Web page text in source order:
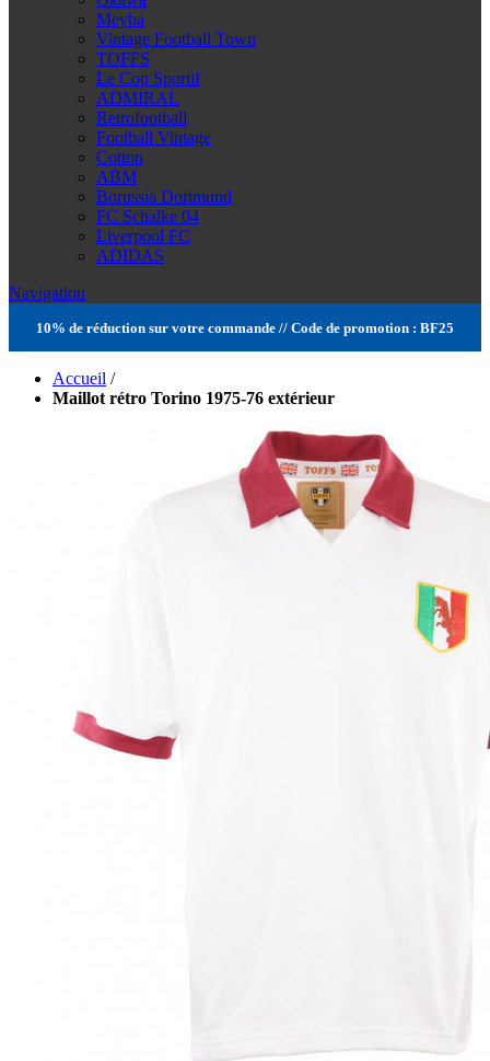
Meyba
Vintage Football Town
TOFFS
Le Coq Sportif
ADMIRAL
Retrofootball
Football Vintage
Cotton
ABM
Borussia Dortmund
FC Schalke 04
Liverpool FC
ADIDAS
Navigation
10% de réduction sur votre commande // Code de promotion : BF25
Accueil /
Maillot rétro Torino 1975-76 extérieur